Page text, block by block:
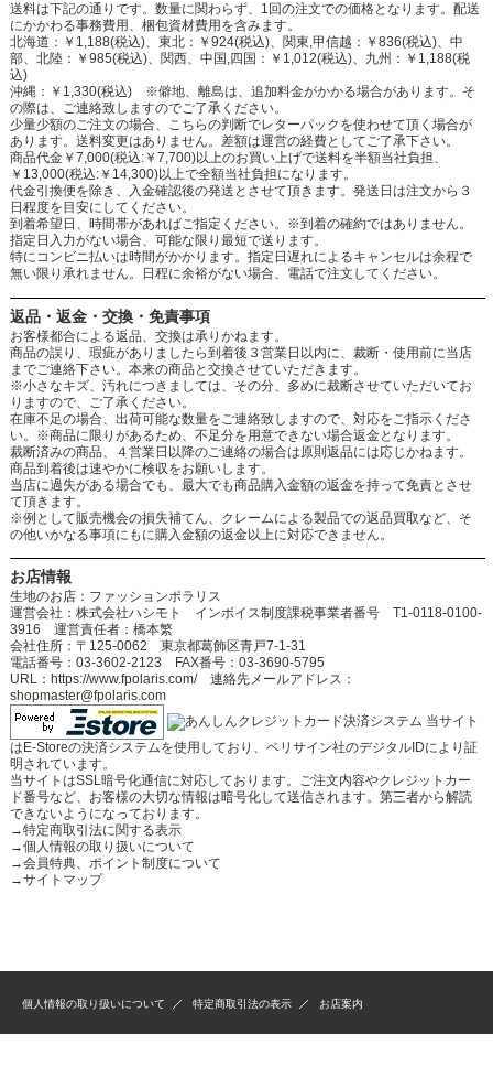
送料は下記の通りです。数量に関わらず、1回の注文での価格となります。配送
にかかわる事務費用、梱包資材費用を含みます。
北海道：￥1,188(税込)、東北：￥924(税込)、関東,甲信越：￥836(税込)、中
部、北陸：￥985(税込)、関西、中国,四国：￥1,012(税込)、九州：￥1,188(税
込)
沖縄：￥1,330(税込) ※僻地、離島は、追加料金がかかる場合があります。そ
の際は、ご連絡致しますのでご了承ください。
少量少額のご注文の場合、こちらの判断でレターパックを使わせて頂く場合が
あります。送料変更はありません。差額は運営の経費としてご了承下さい。
商品代金￥7,000(税込:￥7,700)以上のお買い上げで送料を半額当社負担、
￥13,000(税込:￥14,300)以上で全額当社負担になります。
代金引換便を除き、入金確認後の発送とさせて頂きます。発送日は注文から３
日程度を目安にしてください。
到着希望日、時間帯があればご指定ください。※到着の確約ではありません。
指定日入力がない場合、可能な限り最短で送ります。
特にコンビニ払いは時間がかかります。指定日遅れによるキャンセルは余程で
無い限り承れません。日程に余裕がない場合、電話で注文してください。
返品・返金・交換・免責事項
お客様都合による返品、交換は承りかねます。
商品の誤り、瑕疵がありましたら到着後３営業日以内に、裁断・使用前に当店
までご連絡下さい。本来の商品と交換させていただきます。
※小さなキズ、汚れにつきましては、その分、多めに裁断させていただいてお
りますので、ご了承ください。
在庫不足の場合、出荷可能な数量をご連絡致しますので、対応をご指示くださ
い。※商品に限りがあるため、不足分を用意できない場合返金となります。
裁断済みの商品、４営業日以降のご連絡の場合は原則返品には応じかねます。
商品到着後は速やかに検収をお願いします。
当店に過失がある場合でも、最大でも商品購入金額の返金を持って免責とさせ
て頂きます。
※例として販売機会の損失補てん、クレームによる製品での返品買取など、そ
の他いかなる事項にもに購入金額の返金以上に対応できません。
お店情報
生地のお店：ファッションポラリス
運営会社：株式会社ハシモト インボイス制度課税事業者番号 T1-0118-0100-
3916 運営責任者：橋本繁
会社住所：〒125-0062 東京都葛飾区青戸7-1-31
電話番号：03-3602-2123 FAX番号：03-3690-5795
URL：https://www.fpolaris.com/ 連絡先メールアドレス：
shopmaster@fpolaris.com
当サイト
はE-Storeの決済システムを使用しており、ベリサイン社のデジタルIDにより証
明されています。
当サイトはSSL暗号化通信に対応しております。ご注文内容やクレジットカー
ド番号など、お客様の大切な情報は暗号化して送信されます。第三者から解読
できないようになっております。
→特定商取引法に関する表示
→個人情報の取り扱いについて
→会員特典、ポイント制度について
→サイトマップ
個人情報の取り扱いについて 特定商取引法の表示 お店案内